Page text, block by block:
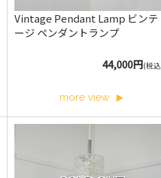
Vintage Pendant Lamp ビンテ
ージ ペンダントランプ
44,000円(税
more view